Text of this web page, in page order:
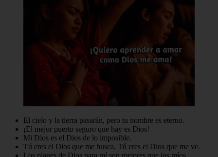
El cielo y la tierra pasarán, pero tu nombre es eterno.
¡El mejor puerto seguro que hay es Dios!
Mi Dios es el Dios de lo imposible.
Tú eres el Dios que me busca, Tú eres el Dios que me ve.